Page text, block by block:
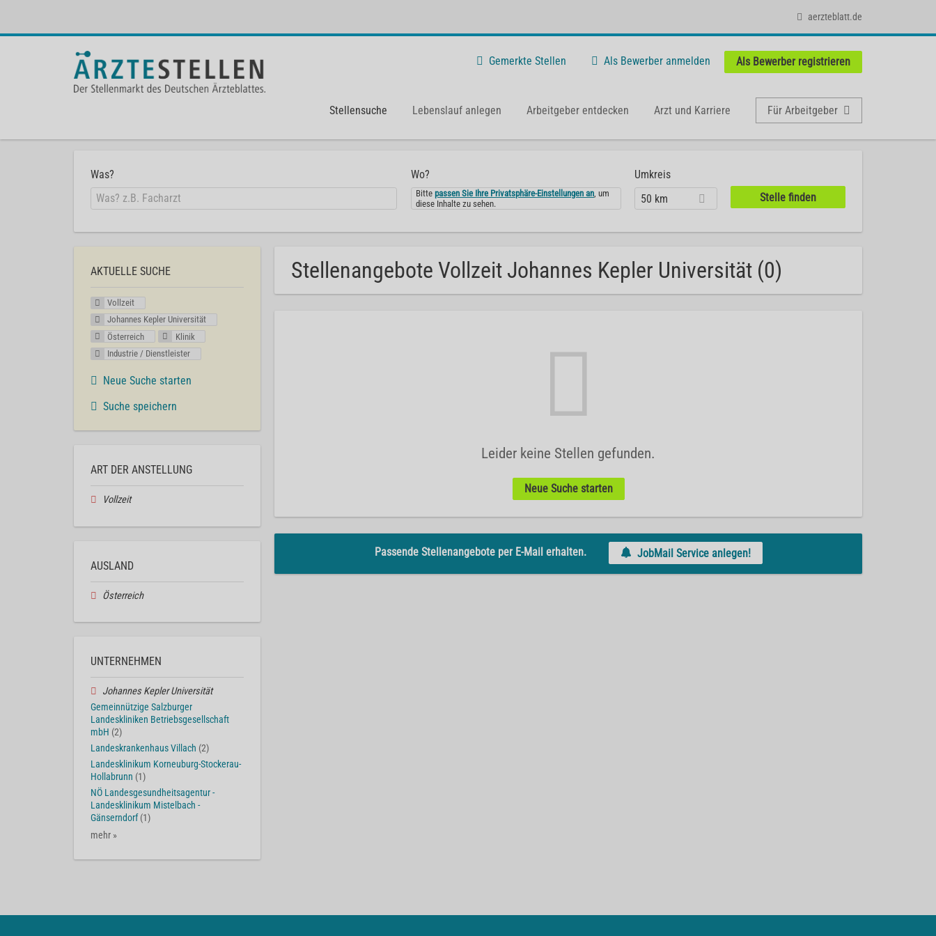
aerzteblatt.de
Gemerkte Stellen Als Bewerber anmelden Als Bewerber registrieren
Stellensuche Lebenslauf anlegen Arbeitgeber entdecken Arzt und Karriere Für Arbeitgeber
Was? Wo?
Bittepassen Sie Ihre Privatsphäre-Einstellungen an, um
diese Inhalte zu sehen.
Umkreis
50 km
Stellenangebote Vollzeit Johannes Kepler Universität (0)
Leider keine Stellen gefunden.
Neue Suche starten
Passende Stellenangebote per E-Mail erhalten. JobMail Service anlegen!
AKTUELLE SUCHE
Vollzeit
Johannes Kepler Universität
Österreich
Klinik
Industrie / Dienstleister
Neue Suche starten
Suche speichern
ART DER ANSTELLUNG
Vollzeit
AUSLAND
Österreich
UNTERNEHMEN
Johannes Kepler Universität
Gemeinnützige Salzburger
Landeskliniken Betriebsgesellschaft
mbH (2)
Landeskrankenhaus Villach (2)
Landesklinikum Korneuburg-Stockerau-
Hollabrunn (1)
NÖ Landesgesundheitsagentur -
Landesklinikum Mistelbach -
Gänserndorf (1)
mehr »